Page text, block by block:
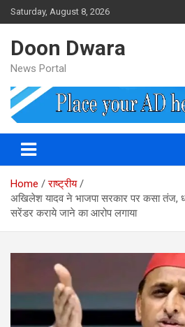
Skip
to
Saturday, August 8, 2026
Doon Dwara
News Portal
Home
राष्ट्रीय
अख‍िलेश यादव ने भाजपा सरकार पर कसा तंज,
सरेंडर कराये जाने का आरोप लगाया